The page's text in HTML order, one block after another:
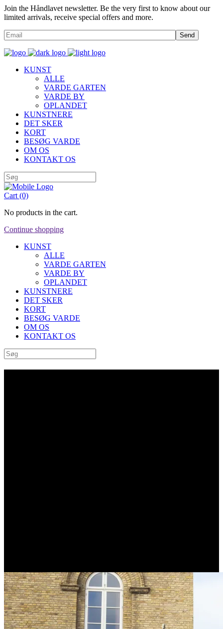
Join the Håndlavet newsletter. Be the very first to know about our
limited arrivals, receive special offers and more.
Send
KUNST
ALLE
VARDE GARTEN
VARDE BY
OPLANDET
KUNSTNERE
DET SKER
KORT
BESØG VARDE
OM OS
KONTAKT OS
Cart (0)
No products in the cart.
Continue shopping
KUNST
ALLE
VARDE GARTEN
VARDE BY
OPLANDET
KUNSTNERE
DET SKER
KORT
BESØG VARDE
OM OS
KONTAKT OS